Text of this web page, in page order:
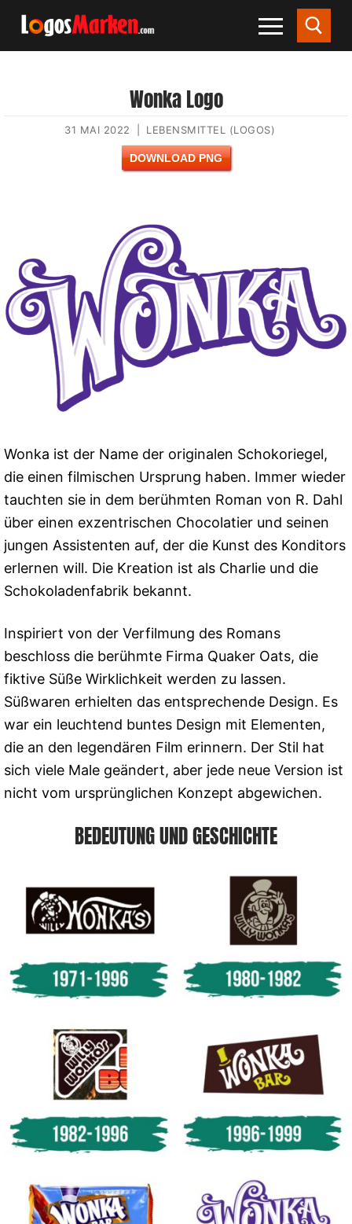
Wonka Logo
31 MAI 2022 LEBENSMITTEL (LOGOS)
DOWNLOAD PNG
Wonka ist der Name der originalen Schokoriegel,
die einen filmischen Ursprung haben. Immer wieder
tauchten sie in dem berühmten Roman von R. Dahl
über einen exzentrischen Chocolatier und seinen
jungen Assistenten auf, der die Kunst des Konditors
erlernen will. Die Kreation ist als Charlie und die
Schokoladenfabrik bekannt.
Inspiriert von der Verfilmung des Romans
beschloss die berühmte Firma Quaker Oats, die
fiktive Süße Wirklichkeit werden zu lassen.
Süßwaren erhielten das entsprechende Design. Es
war ein leuchtend buntes Design mit Elementen,
die an den legendären Film erinnern. Der Stil hat
sich viele Male geändert, aber jede neue Version ist
nicht vom ursprünglichen Konzept abgewichen.
BEDEUTUNG UND GESCHICHTE